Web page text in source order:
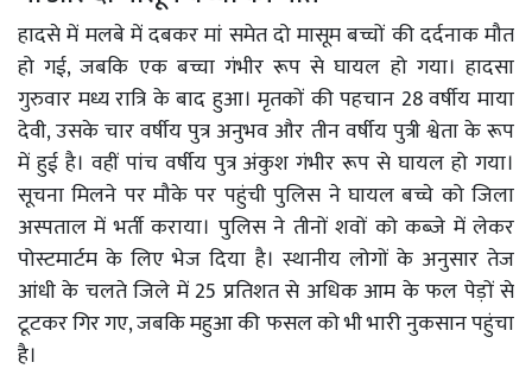
हादसे में मलबे में दबकर मां समेत दो मासूम बच्चों की दर्दनाक मौत
हो गई, जबकि एक बच्चा गंभीर रूप से घायल हो गया। हादसा
गुरुवार मध्य रात्रि के बाद हुआ। मृतकों की पहचान 28 वर्षीय माया
देवी, उसके चार वर्षीय पुत्र अनुभव और तीन वर्षीय पुत्री श्वेता के रूप
में हुई है। वहीं पांच वर्षीय पुत्र अंकुश गंभीर रूप से घायल हो गया।
सूचना मिलने पर मौके पर पहुंची पुलिस ने घायल बच्चे को जिला
अस्पताल में भर्ती कराया। पुलिस ने तीनों शवों को कब्जे में लेकर
पोस्टमार्टम के लिए भेज दिया है। स्थानीय लोगों के अनुसार तेज
आंधी के चलते जिले में 25 प्रतिशत से अधिक आम के फल पेड़ों से
टूटकर गिर गए, जबकि महुआ की फसल को भी भारी नुकसान पहुंचा
है।